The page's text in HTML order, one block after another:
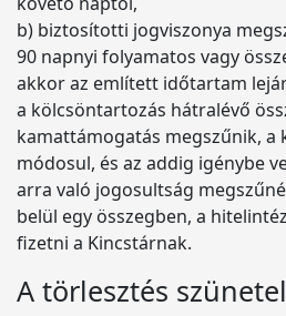
b) biztosítotti jogviszonya
90 napnyi folyamatos vagy
akkor az említett időtartam
a kölcsöntartozás hátralévő
kamattámogatás megszűnik, a
módosul, és az addig igénybe
arra való jogosultság
belül egy összegben, a
fizetni a Kincstárnak.
A törlesztés